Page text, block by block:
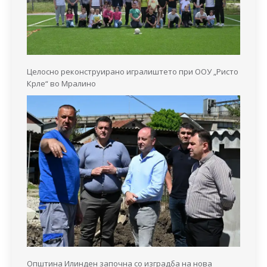
Целосно реконструирано игралиштето при ООУ „Ристо
Крле“ во Мралино
Општина Илинден започна со изградба на нова